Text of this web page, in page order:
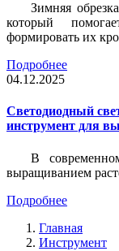
Зимняя
который
формировать их
Подробнее
04.12.2025
Светодиодный
инструмент для
В
выращиванием
Подробнее
Главная
Инструмент